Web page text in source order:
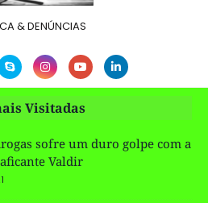
& DENÚNCIAS
Visitadas
sofre um duro golpe com a
Valdir